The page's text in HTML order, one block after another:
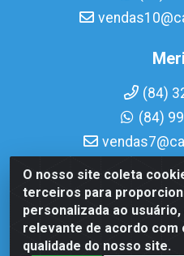
O nosso site coleta
terceiros para
personalizada ao
relevante de acordo
qualidade do nosso site.
(84)
(84)
Casa Norte LTDA - Av.
Dix-Sept Rosado, Natal/